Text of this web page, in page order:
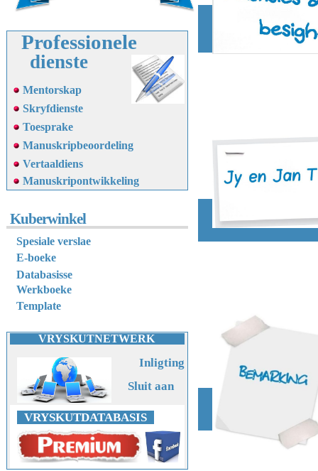
Professionele
dienste
Mentorskap
Skryfdienste
Toesprake
Manuskripbeoordeling
Vertaaldiens
Manuskripontwikkeling
Kuberwinkel
Spesiale verslae
E-boeke
Databasisse
Werkboeke
Template
VRYSKUTNETWERK
Inligting
Sluit aan
VRYSKUTDATABASIS